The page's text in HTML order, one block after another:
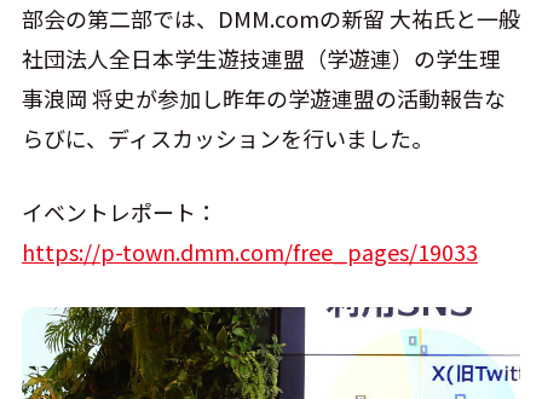
部会の第二部では、DMM.comの新留 大祐氏と一般
社団法人全日本学生遊技連盟（学遊連）の学生理
事浪岡 将史が参加し昨年の学遊連盟の活動報告な
らびに、ディスカッションを行いました。
イベントレポート：
https://p-town.dmm.com/free_pages/19033